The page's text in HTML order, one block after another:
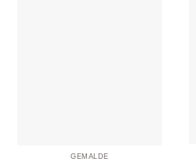
GEMÄLDE